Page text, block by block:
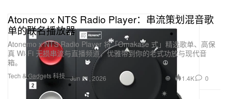
Tech & Gadgets 科技
Atonemo x NTS Radio Player：串流策划混音歌
单的联名播放器
Atonemo x NTS Radio Player 将「Omakase 式」精选歌单、高保
真 Wi‑Fi 无损串流与直播频道，优雅带到你的老式功放与现代音
箱。
Jun 21, 2026 1.4K 0